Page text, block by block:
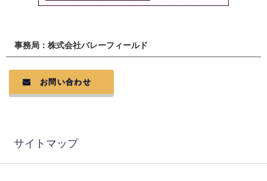
事務局：株式会社バレーフィールド
お問い合わせ
サイトマップ